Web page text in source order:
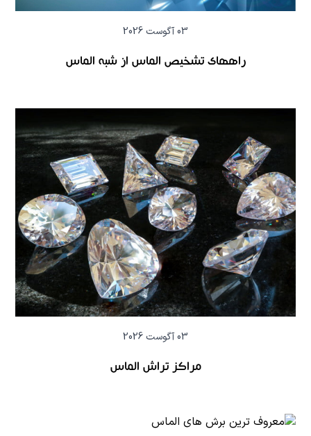
03 آگوست 2026
راههای تشخیص الماس از شبه الماس
03 آگوست 2026
مراکز تراش الماس